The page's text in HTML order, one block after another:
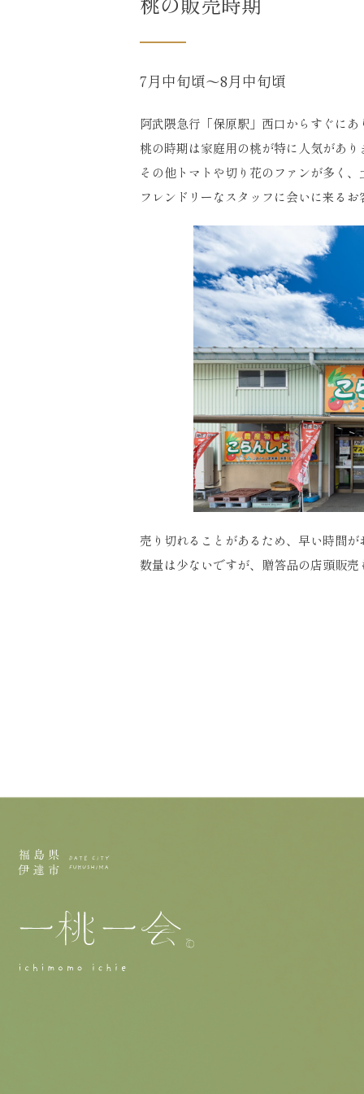
7月中旬頃～8月中旬頃
阿武隈急行「保原駅」西口からすぐに
桃の時期は家庭用の桃が特に人気があり
その他トマトや切り花のファンが多く
フレンドリーなスタッフに会いに来る
売り切れることがあるため、早い時間
数量は少ないですが、贈答品の店頭販売